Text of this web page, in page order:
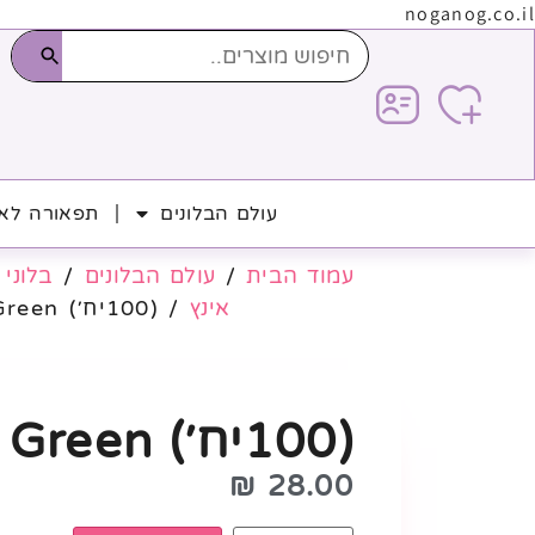
noganog.co.il
עולם הבלונים תפאורה
עמוד הבית/ עולם הבלונים /
אינץ / (100יח׳) Spring Green
(100יח׳) Spring Green
28.00
₪